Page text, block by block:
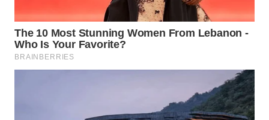
WN
LIKUPANG
WN
LABUANBAJO